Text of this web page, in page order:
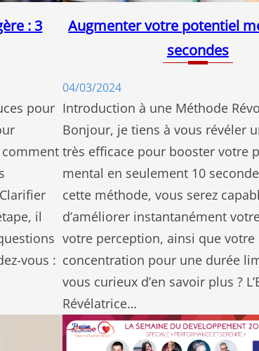
: 3
pour
il
vous :
Augmenter votre potentiel
secondes
04/03/2024
Introduction à une Méthode
Bonjour, je tiens à vous révéler
très efficace pour booster votre
mental en seulement 10
cette méthode, vous serez
d’améliorer instantanément
votre perception, ainsi que votre
concentration pour une durée
vous curieux d’en savoir plus ?
Révélatrice…